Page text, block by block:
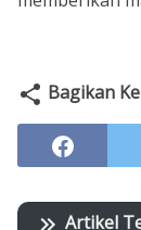
Bagikan Ke
Artikel